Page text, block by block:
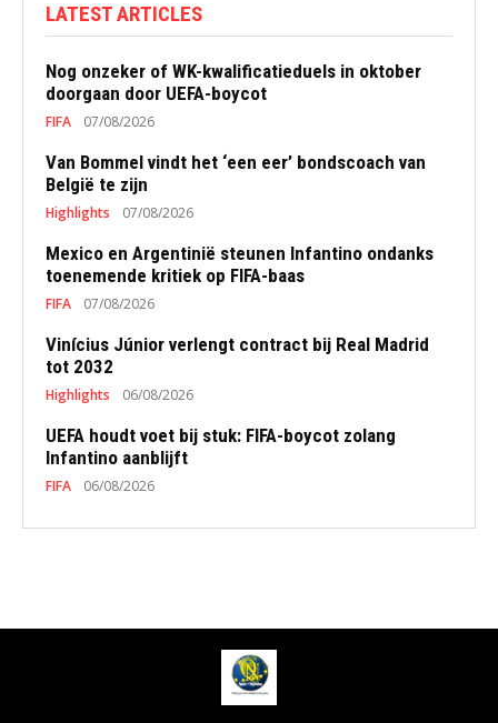
LATEST ARTICLES
Nog onzeker of WK-kwalificatieduels in oktober
doorgaan door UEFA-boycot
FIFA 07/08/2026
Van Bommel vindt het ‘een eer’ bondscoach van
België te zijn
Highlights 07/08/2026
Mexico en Argentinië steunen Infantino ondanks
toenemende kritiek op FIFA-baas
FIFA 07/08/2026
Vinícius Júnior verlengt contract bij Real Madrid
tot 2032
Highlights 06/08/2026
UEFA houdt voet bij stuk: FIFA-boycot zolang
Infantino aanblijft
FIFA 06/08/2026